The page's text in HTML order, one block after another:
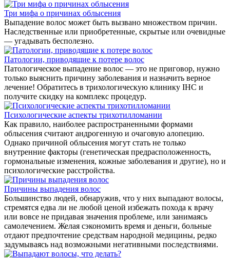
Три мифа о причинах облысения
Выпадение волос может быть вызвано множеством причин.
Наследственные или приобретенные, скрытые или очевидные
— угадывать бесполезно.
Патологии, приводящие к потере волос
Патологическое выпадение волос — это не приговор, нужно
только выяснить причину заболевания и назначить верное
лечение! Обратитесь в трихологическую клинику IHC и
получите скидку на комплекс процедур.
Психологические аспекты трихотилломании
Как правило, наиболее распространенными формами
облысения считают андрогенную и очаговую алопецию.
Однако причиной облысения могут стать не только
внутренние факторы (генетическая предрасположенность,
гормональные изменения, кожные заболевания и другие), но и
психологические расстройства.
Причины выпадения волос
Большинство людей, обнаружив, что у них выпадают волосы,
стремятся едва ли не любой ценой избежать похода к врачу
или вовсе не придавая значения проблеме, или занимаясь
самолечением. Желая сэкономить время и деньги, больные
отдают предпочтение средствам народной медицины, редко
задумываясь над возможными негативными последствиями.